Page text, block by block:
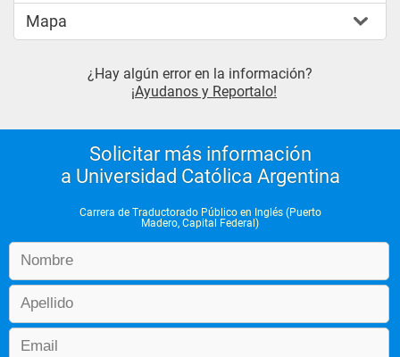
Mapa
¿Hay algún error en la información?
¡Ayudanos y Reportalo!
Solicitar más información
a Universidad Católica Argentina
Carrera de Traductorado Público en Inglés (Puerto
Madero, Capital Federal)